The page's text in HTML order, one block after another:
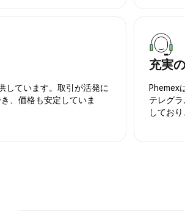
しています。取引が活発に
、価格も安定していま
充実
Phemex
テレグ
してお